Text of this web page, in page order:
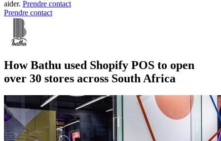
aider. Prendre contact
Prendre contact
How Bathu used Shopify POS to open
over 30 stores across South Africa